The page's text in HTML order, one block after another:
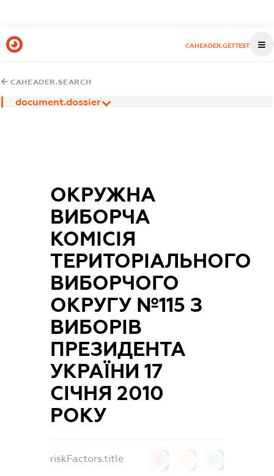
CAHEADER.GETTEST
CAHEADER.SEARCH
document.dossier
ОКРУЖНА
ВИБОРЧА
КОМІСІЯ
ТЕРИТОРІАЛЬНОГО
ВИБОРЧОГО
ОКРУГУ №115 З
ВИБОРІВ
ПРЕЗИДЕНТА
УКРАЇНИ 17
СІЧНЯ 2010
РОКУ
riskFactors.title